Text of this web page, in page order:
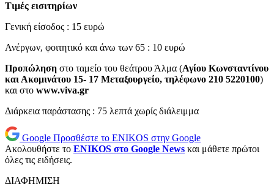
Τιμές εισιτηρίων
Γενική είσοδος : 15 ευρώ
Ανέργων, φοιτητικό και άνω των 65 : 10 ευρώ
Προπώληση στο ταμείο του θεάτρου Άλμα (Αγίου Κωνσταντίνου
και Ακομινάτου 15- 17 Μεταξουργείο, τηλέφωνο 210 5220100)
και στο www.viva.gr
Διάρκεια παράστασης : 75 λεπτά χωρίς διάλειμμα
Google Προσθέστε το ENIKOS στην Google
Ακολουθήστε το ENIKOS στο Google News και μάθετε πρώτοι
όλες τις ειδήσεις.
ΔΙΑΦΗΜΙΣΗ